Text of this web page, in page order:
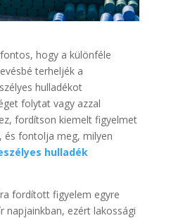
hogy a különféle
terheljék a
hulladékot
folytat vagy azzal
fordítson kiemelt figyelmet
és fontolja meg, milyen
hulladék
fordított figyelem egyre
napjainkban, ezért lakossági